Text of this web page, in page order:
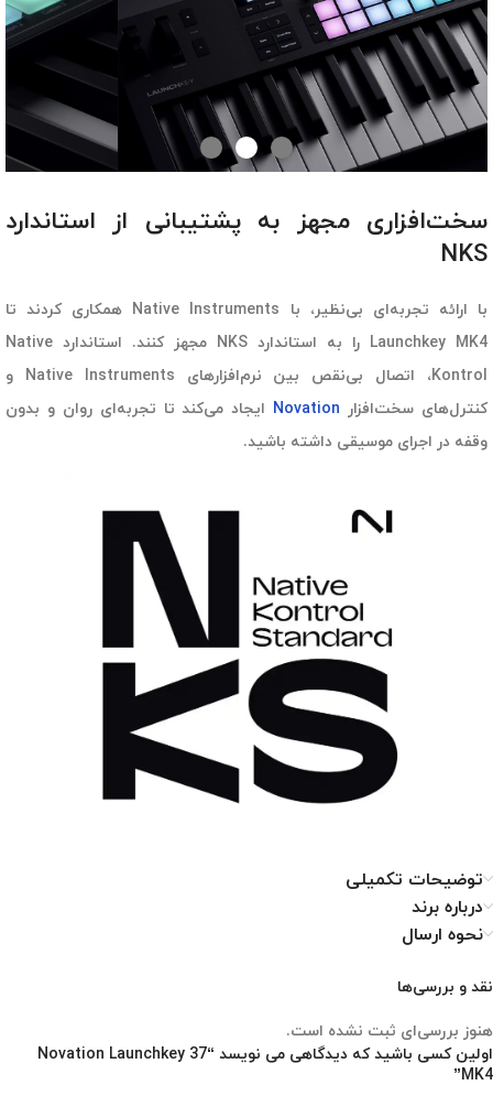
سخت‌افزاری مجهز به پشتیبانی از استاندارد
NKS
با ارائه تجربه‌ای بی‌نظیر، با Native Instruments همکاری کردند تا
Launchkey MK4 را به استاندارد NKS مجهز کنند. استاندارد Native
Kontrol، اتصال بی‌نقص بین نرم‌افزارهای Native Instruments و
کنترل‌های سخت‌افزار Novation ایجاد می‌کند تا تجربه‌ای روان و بدون
وقفه در اجرای موسیقی داشته باشید.
توضیحات تکمیلی
درباره برند
نحوه ارسال
نقد و بررسی‌ها
هنوز بررسی‌ای ثبت نشده است.
اولین کسی باشید که دیدگاهی می نویسد “Novation Launchkey 37
MK4”